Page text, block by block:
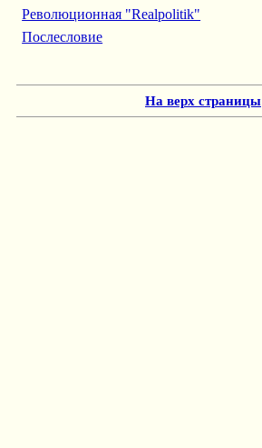
Революционная "Realpolitik"
Послесловие
На верх страницы